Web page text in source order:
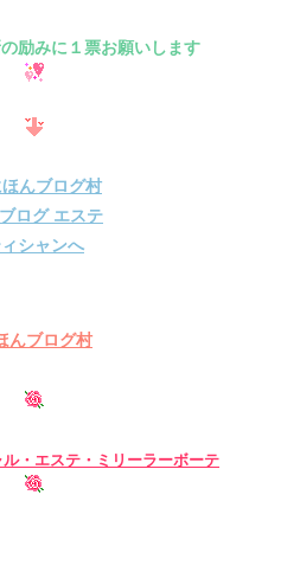
励みに１票お願いします
んブログ村
・ エステ・ミリーラーボーテ